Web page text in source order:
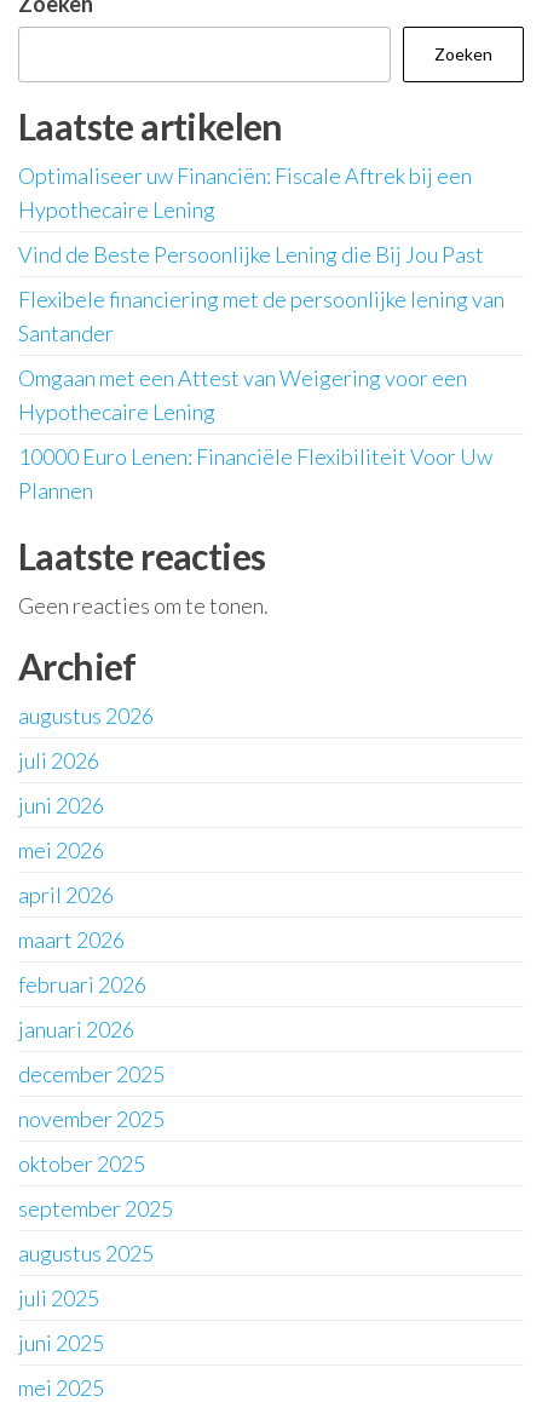
Zoeken
Laatste artikelen
Optimaliseer uw Financiën: Fiscale Aftrek bij een
Hypothecaire Lening
Vind de Beste Persoonlijke Lening die Bij Jou Past
Flexibele financiering met de persoonlijke lening van
Santander
Omgaan met een Attest van Weigering voor een
Hypothecaire Lening
10000 Euro Lenen: Financiële Flexibiliteit Voor Uw
Plannen
Laatste reacties
Geen reacties om te tonen.
Archief
augustus 2026
juli 2026
juni 2026
mei 2026
april 2026
maart 2026
februari 2026
januari 2026
december 2025
november 2025
oktober 2025
september 2025
augustus 2025
juli 2025
juni 2025
mei 2025